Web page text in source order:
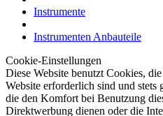
Instrumente
Instrumenten Anbauteile
Cookie-Einstellungen
Diese Website benutzt Cookies,
Website erforderlich sind und stets
die den Komfort bei Benutzung
Direktwerbung dienen oder die